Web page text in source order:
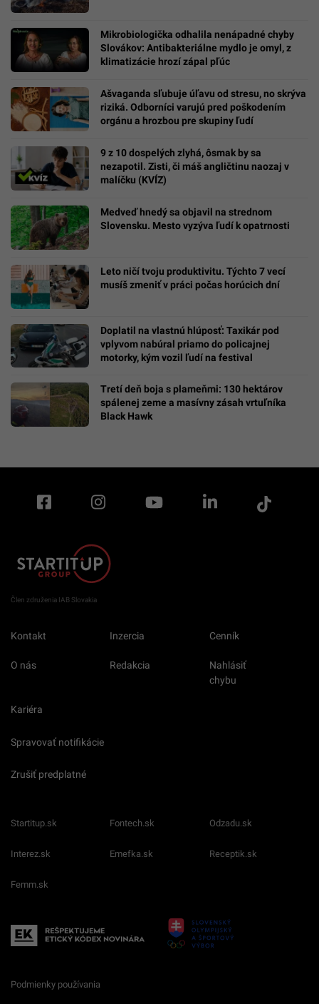
Mikrobiologička odhalila nenápadné chyby
Slovákov: Antibakteriálne mydlo je omyl, z
klimatizácie hrozí zápal pľúc
Ašvaganda sľubuje úľavu od stresu, no skrýva
riziká. Odborníci varujú pred poškodením
orgánu a hrozbou pre skupiny ľudí
9 z 10 dospelých zlyhá, ôsmak by sa
nezapotil. Zisti, či máš angličtinu naozaj v
malíčku (KVÍZ)
Medveď hnedý sa objavil na strednom
Slovensku. Mesto vyzýva ľudí k opatrnosti
Leto ničí tvoju produktivitu. Týchto 7 vecí
musíš zmeniť v práci počas horúcich dní
Doplatil na vlastnú hlúposť: Taxikár pod
vplyvom nabúral priamo do policajnej
motorky, kým vozil ľudí na festival
Tretí deň boja s plameňmi: 130 hektárov
spálenej zeme a masívny zásah vrtuľníka
Black Hawk
Člen združenia IAB Slovakia
Kontakt Inzercia Cenník
O nás Redakcia
Nahlásiť
chybu
Kariéra
Spravovať notifikácie
Zrušiť predplatné
Startitup.sk Fontech.sk Odzadu.sk
Interez.sk Emefka.sk Receptik.sk
Femm.sk
Podmienky používania